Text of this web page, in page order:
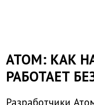
АТОМ: КАК
РАБОТАЕТ